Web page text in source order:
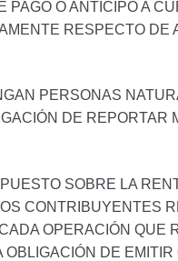
O ANTICIPO A
RESPECTO DE
PERSONAS
DE
SOBRE LA
CONTRIBUYENTES
OPERACIÓN QUE
DE